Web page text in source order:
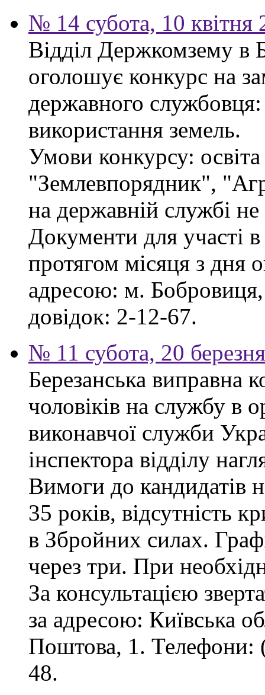
№ 14 субота, 10 квітня
Відділ Держкомзему в
оголошує конкурс на
державного службовця:
використання земель.
Умови конкурсу:
"Землевпорядник",
на державній службі
Документи для участі
протягом місяця з дня
адресою: м.
довідок: 2-12-67.
№ 11 субота, 20
Березанська виправна
чоловіків на службу в
виконавчої служби
інспектора відділу
Вимоги до кандидатів
35 років, відсутність
в Збройних силах.
через три. При
За консультацією
за адресою: Київська
Поштова, 1. Телефони:
48.